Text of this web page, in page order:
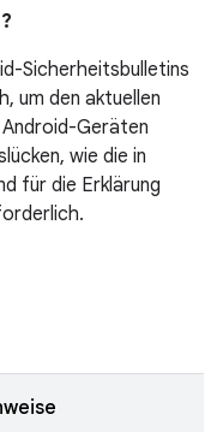
Sicherheitsbulletins
um den aktuellen
Geräten
wie die in
für die Erklärung